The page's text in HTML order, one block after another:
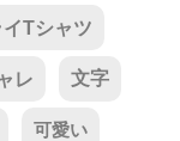
Tシャツ
レ 文字
可愛い